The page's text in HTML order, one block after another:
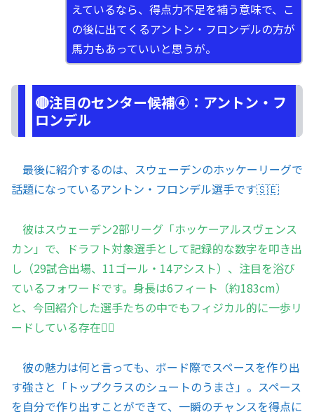
えているなら、得点力不足を補う意味で、こ
の後に出てくるアントン・フロンデルの方が
馬力もあっていいと思うが。
🔴注目のセンター候補④：アントン・フ
ロンデル
最後に紹介するのは、スウェーデンのホッケーリーグで
話題になっているアントン・フロンデル選手です🇸🇪
彼はスウェーデン2部リーグ「ホッケーアルスヴェンス
カン」で、ドラフト対象選手として記録的な数字を叩き出
し（29試合出場、11ゴール・14アシスト）、注目を浴び
ているフォワードです。身長は6フィート（約183cm）
と、今回紹介した選手たちの中でもフィジカル的に一歩リ
ードしている存在🏋️‍♂️
彼の魅力は何と言っても、ボード際でスペースを作り出
す強さと「トップクラスのシュートのうまさ」。スペース
を自分で作り出すことができて、一瞬のチャンスを得点に